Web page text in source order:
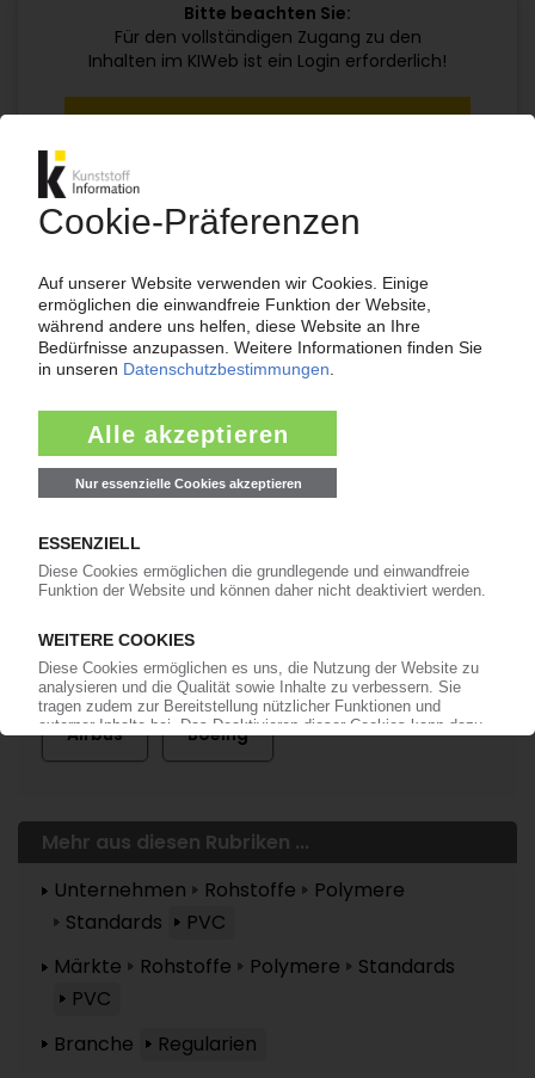
Bitte beachten Sie:
Für den vollständigen Zugang zu den
Inhalten im KIWeb ist ein Login erforderlich!
Ihr KI Zugang
ab 99€/Monat
Bereits KI-Abonnent? Jetzt
anmelden!
Mehr zu ...
Airbus Boeing
Mehr aus diesen Rubriken ...
Unternehmen
Rohstoffe
Polymere
Standards
PVC
Märkte
Rohstoffe Polymere
Standards
PVC
Branche
Regularien